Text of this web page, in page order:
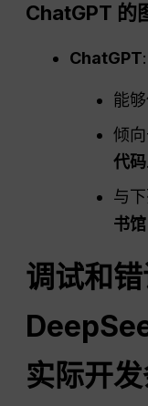
ChatGPT 的
ChatGPT:
能
倾
代码.
与
书馆
调试和错
实际开